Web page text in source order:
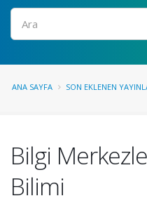
Ara
ANA SAYFA SON EKLENEN
Bilgi
Bilimi